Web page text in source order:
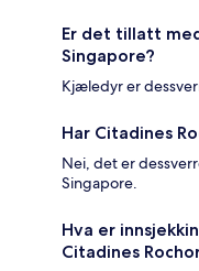
Er det tillatt
Singapore?
Kjæledyr er
Har Citadines
Nei, det er
Singapore.
Hva er
Citadines